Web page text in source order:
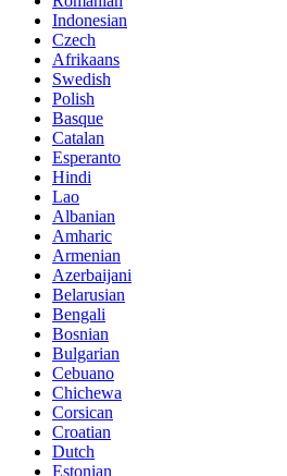
Indonesian
Czech
Afrikaans
Swedish
Polish
Basque
Catalan
Esperanto
Hindi
Lao
Albanian
Amharic
Armenian
Azerbaijani
Belarusian
Bengali
Bosnian
Bulgarian
Cebuano
Chichewa
Corsican
Croatian
Dutch
Estonian